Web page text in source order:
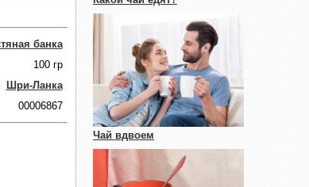
банка
100 гр
Шри-Ланка
00006867
Чай вдвоем